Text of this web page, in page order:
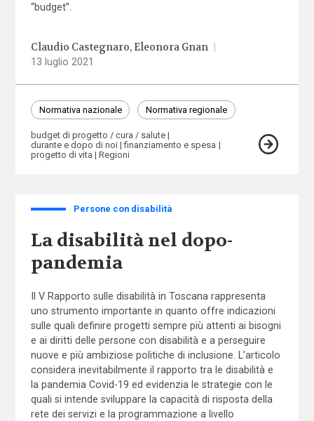
“budget”.
Claudio Castegnaro Eleonora Gnan
13 luglio 2021
Normativa nazionale Normativa regionale
budget di progetto / cura / salute
durante e dopo di noi
finanziamento e spesa
progetto di vita
Regioni
Persone con disabilità
La disabilità nel dopo-
pandemia
Il V Rapporto sulle disabilità in Toscana rappresenta
uno strumento importante in quanto offre indicazioni
sulle quali definire progetti sempre più attenti ai bisogni
e ai diritti delle persone con disabilità e a perseguire
nuove e più ambiziose politiche di inclusione. L’articolo
considera inevitabilmente il rapporto tra le disabilità e
la pandemia Covid-19 ed evidenzia le strategie con le
quali si intende sviluppare la capacità di risposta della
rete dei servizi e la programmazione a livello